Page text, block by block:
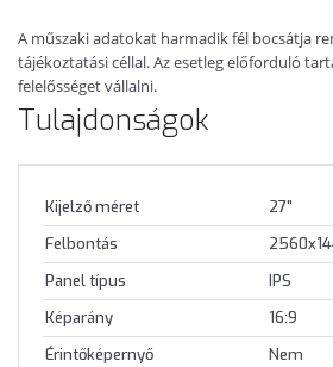
A műszaki adatokat harmadik fél bocsátja
tájékoztatási céllal. Az esetleg előforduló
felelősséget vállalni.
Tulajdonságok
Kijelző méret
27"
Felbontás
Panel típus
IPS
Képarány
16:9
Érintőképernyő
Nem